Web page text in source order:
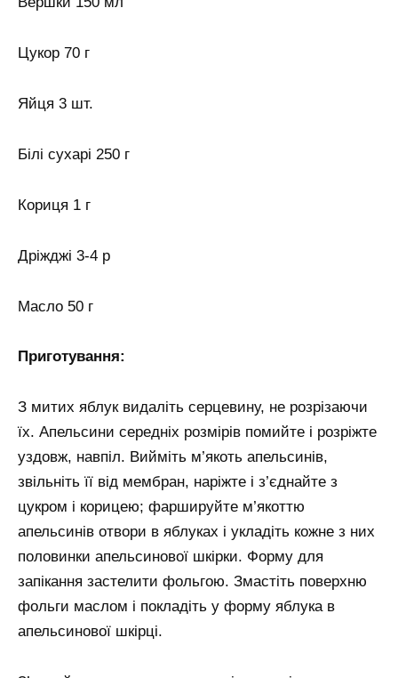
Цукор 70 г
Яйця 3 шт.
Білі сухарі 250 г
Кориця 1 г
Дріжджі 3-4 р
Масло 50 г
Приготування:
З митих яблук видаліть серцевину, не розрізаючи
їх. Апельсини середніх розмірів помийте і розріжте
уздовж, навпіл. Вийміть м’якоть апельсинів,
звільніть її від мембран, наріжте і з’єднайте з
цукром і корицею; фаршируйте м’якоттю
апельсинів отвори в яблуках і укладіть кожне з них
половинки апельсинової шкірки. Форму для
запікання застелити фольгою. Змастіть поверхню
фольги маслом і покладіть у форму яблука в
апельсинової шкірці.